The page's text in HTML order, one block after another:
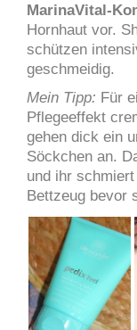
MarinaVital-
Hornhaut vor.
schützen
geschmeidig.
Mein Tipp: Für
Pflegeeffekt
gehen dick ein
Söckchen an.
und ihr
Bettzeug bevor